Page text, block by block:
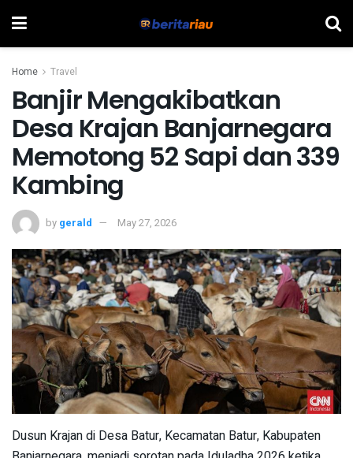
Home Travel
Banjir Mengakibatkan
Desa Krajan Banjarnegara
Memotong 52 Sapi dan 339
Kambing
by gerald May 27, 2026
Dusun Krajan di Desa Batur, Kecamatan Batur, Kabupaten